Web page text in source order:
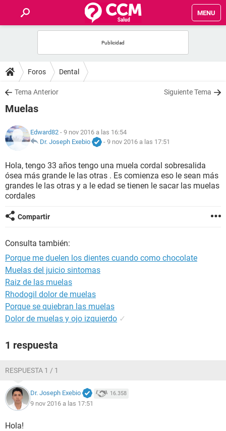
MENU
FOROS
SALUD
NUTRICIÓN
BIENESTAR
SEXUALIDAD
GLOSARIO
Foros Dental
Tema Anterior Siguiente Tema
Muelas
Edward82 - 9 nov 2016 a las 16:54
Dr. Joseph Exebio
- 9 nov 2016 a las 17:51
Hola, tengo 33 años tengo una muela cordal sobresalida
ósea más grande le las otras . Es comienza eso le sean más
grandes le las otras y a le edad se tienen le sacar las muelas
cordales
Compartir
Consulta también:
Porque me duelen los dientes cuando como chocolate
Muelas del juicio sintomas
Raiz de las muelas
Rhodogil dolor de muelas
Porque se quiebran las muelas
Dolor de muelas y ojo izquierdo ✓
1 respuesta
RESPUESTA 1 / 1
Dr. Joseph Exebio 16.358
9 nov 2016 a las 17:51
Hola!